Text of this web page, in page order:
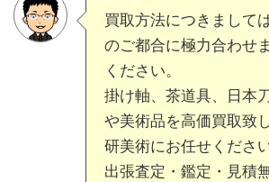
買取方法につきまして
のご都合に極力合わせ
ください。
掛け軸、茶道具、日本
や美術品を高価買取致
研美術にお任せくださ
出張査定・鑑定・見積